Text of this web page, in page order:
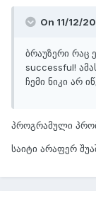
On 11/12/
ბრაუზერი რაც
successful!
ჩემი ნიკი არ
პროგრამული
საიტი არაფერ